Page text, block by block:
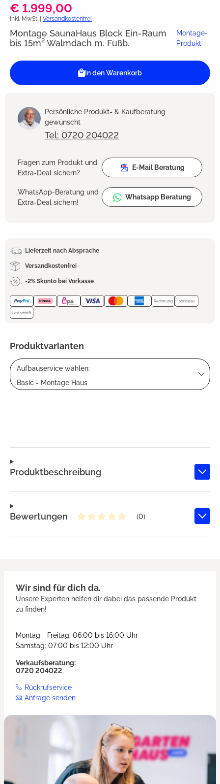
€ 1.999,00
inkl. MwSt. | Versandkostenfrei
Montage SaunaHaus Block Ein-Raum
bis 15m² Walmdach m. Fußb.
Montage-
Produkt
In den Warenkorb
Persönliche Produkt- & Kaufberatung
gewünscht
Tel: 0720 204022
Fragen zum Produkt und
Extra-Deal sichern?
E-Mail Beratung
WhatsApp-Beratung und
Extra-Deal sichern!
Whatsapp Beratung
Lieferzeit nach Absprache
Versandkostenfrei
-2% Skonto bei Vorkasse
Rechnung Vorkasse
Lastschrift
Produktvarianten
Aufbauservice wählen:
Basic - Montage Haus
Produktbeschreibung
Bewertungen
(0)
Wir sind für dich da.
Unsere Experten helfen dir dabei das passende Produkt
zu finden!
Montag - Freitag: 06:00 bis 16:00 Uhr
Samstag: 07:00 bis 12:00 Uhr
Verkaufsberatung:
0720 204022
Rückrufservice
Anfrage senden